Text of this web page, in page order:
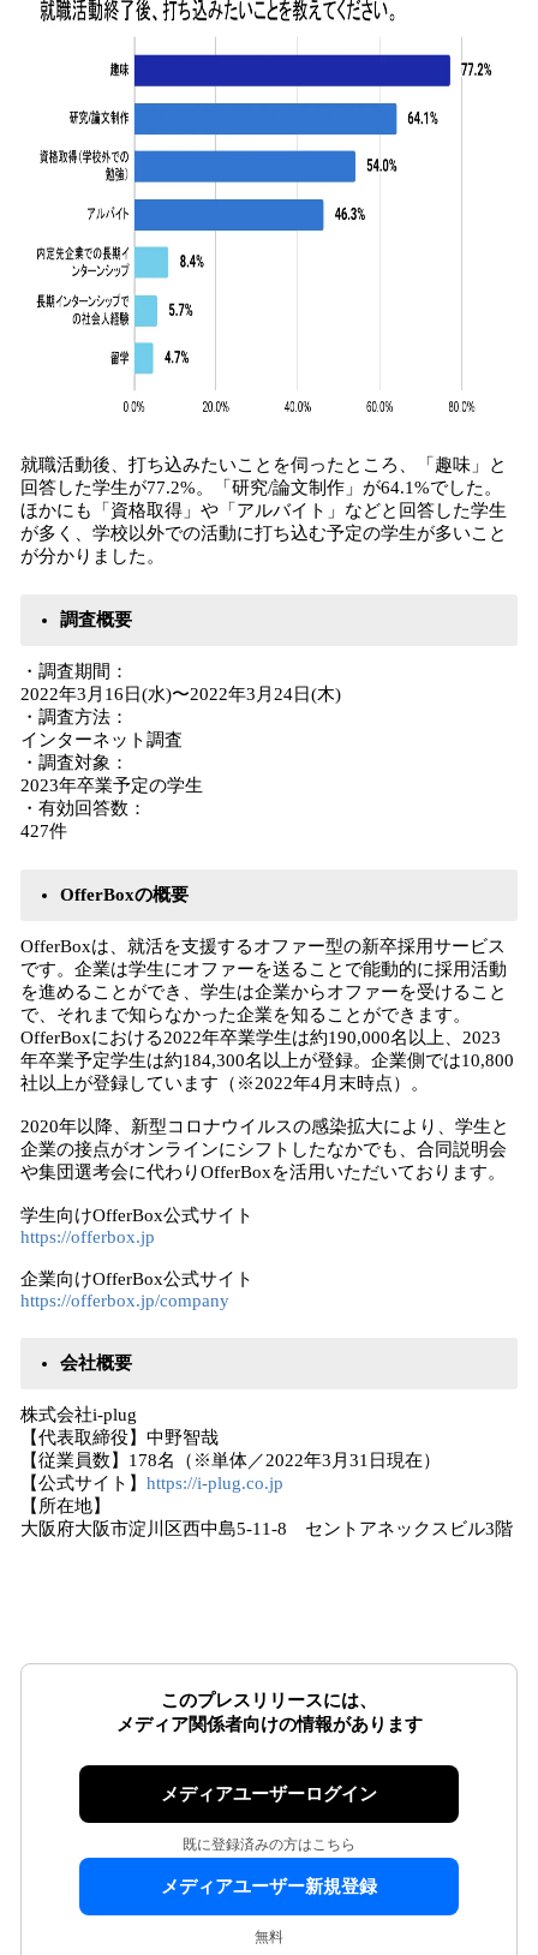
就職活動後、打ち込みたいことを伺ったところ、「趣味」と
回答した学生が77.2%。「研究/論文制作」が64.1%でした。
ほかにも「資格取得」や「アルバイト」などと回答した学生
が多く、学校以外での活動に打ち込む予定の学生が多いこと
が分かりました。
調査概要
・調査期間：
2022年3月16日(水)〜2022年3月24日(木)
・調査方法：
インターネット調査
・調査対象：
2023年卒業予定の学生
・有効回答数：
427件
OfferBoxの概要
OfferBoxは、就活を支援するオファー型の新卒採用サービス
です。企業は学生にオファーを送ることで能動的に採用活動
を進めることができ、学生は企業からオファーを受けること
で、それまで知らなかった企業を知ることができます。
OfferBoxにおける2022年卒業学生は約190,000名以上、2023
年卒業予定学生は約184,300名以上が登録。企業側では10,800
社以上が登録しています（※2022年4月末時点）。
2020年以降、新型コロナウイルスの感染拡大により、学生と
企業の接点がオンラインにシフトしたなかでも、合同説明会
や集団選考会に代わりOfferBoxを活用いただいております。
学生向けOfferBox公式サイト
https://offerbox.jp
企業向けOfferBox公式サイト
https://offerbox.jp/company
会社概要
株式会社i-plug
【代表取締役】中野智哉
【従業員数】178名（※単体／2022年3月31日現在）
【公式サイト】 https://i-plug.co.jp
【所在地】
大阪府大阪市淀川区西中島5-11-8 セントアネックスビル3階
このプレスリリースには、
メディア関係者向けの情報があります
メディアユーザーログイン
既に登録済みの方はこちら
メディアユーザー新規登録
無料